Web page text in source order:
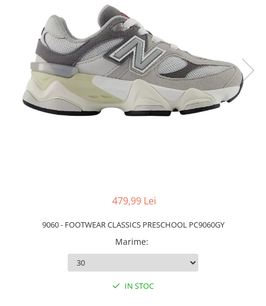
Pantofi sport femei
Slapi femei
479,99 Lei
9060 - FOOTWEAR CLASSICS PRESCHOOL PC9060GY
Marime:
IN STOC